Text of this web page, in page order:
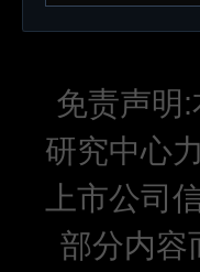
免责声明
研究中心
上市公司
部分内容